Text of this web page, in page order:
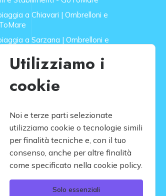
a Chiavari | Ombrelloni e
a Sarzana | Ombrelloni e
a Forte dei Marmi |
- GoToMare
a Lido di Camaiore |
- GoToMare
a Rapallo | Ombrelloni e
Spiagge
Utilizziamo i
cookie
Noi e terze parti selezionate
utilizziamo cookie o tecnologie simili
per finalità tecniche e, con il tuo
consenso, anche per altre finalità
come specificato nella cookie policy.
Solo essenziali